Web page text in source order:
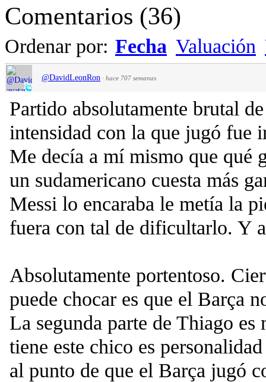
Comentarios (36)
Ordenar por: Fecha Valuación
@DavidLeonRon · hace 707 semanas
Partido absolutamente brutal
intensidad con la que jugó fue
Me decía a mí mismo que qué
un sudamericano cuesta más
Messi lo encaraba le metía la
fuera con tal de dificultarlo. Y
Absolutamente portentoso.
puede chocar es que el Barça
La segunda parte de Thiago
tiene este chico es
al punto de que el Barça jugó